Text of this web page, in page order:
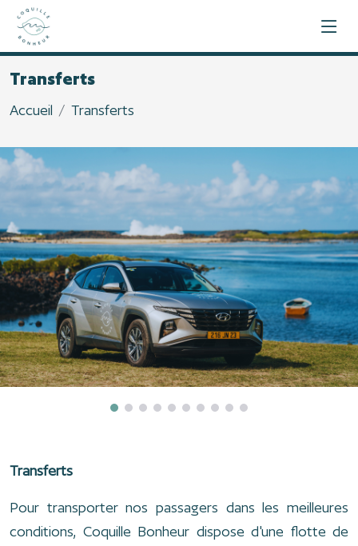
Transferts
Accueil Transferts
Transferts
Pour transporter nos passagers dans les meilleures
conditions, Coquille Bonheur dispose d'une flotte de